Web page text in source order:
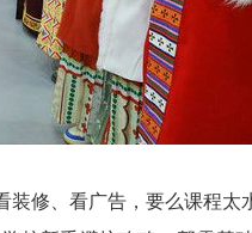
修、看广告，要么课程太